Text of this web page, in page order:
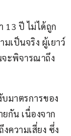
13 ปี ไม่ได้ถูก
เป็นจริง ผู้เยาว์
ะพิจารณาถึง
มาตรการของ
กัน เนื่องจาก
ความเสี่ยง ซึ่ง